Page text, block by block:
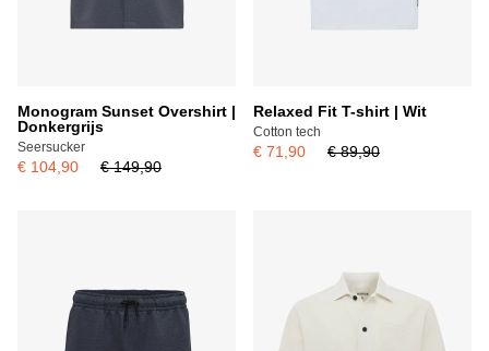
Monogram Sunset Overshirt |
Donkergrijs
Seersucker
€ 104,90 € 149,90
Relaxed Fit T-shirt | Wit
Cotton tech
€ 71,90 € 89,90